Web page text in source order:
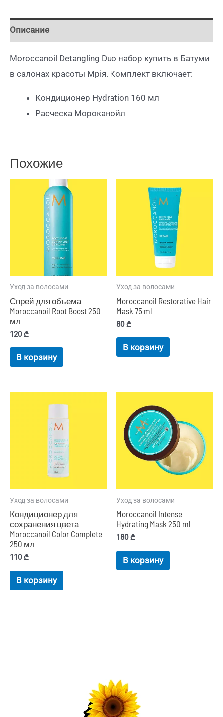
Описание
Moroccanoil Detangling Duo набор купить в Батуми
в салонах красоты Мрiя. Комплект включает:
Кондиционер Hydration 160 мл
Расческа Мороканойл
Похожие
Уход за волосами
Спрей для объема
Moroccanoil Root Boost 250
мл
120₾
В корзину
Уход за волосами
Moroccanoil Restorative Hair
Mask 75 ml
80₾
В корзину
Уход за волосами
Кондиционер для
сохранения цвета
Moroccanoil Color Complete
250 мл
110₾
В корзину
Уход за волосами
Moroccanoil Intense
Hydrating Mask 250 ml
180₾
В корзину